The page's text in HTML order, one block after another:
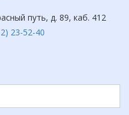
путь, д. 89, каб. 412
23-52-40